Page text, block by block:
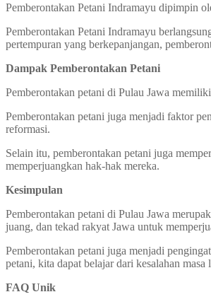
Pemberontakan Petani Indramayu dipimpin
Pemberontakan Petani Indramayu
pertempuran yang berkepanjangan,
Dampak Pemberontakan Petani
Pemberontakan petani di Pulau Jawa
Pemberontakan petani juga menjadi faktor
reformasi.
Selain itu, pemberontakan petani juga
memperjuangkan hak-hak mereka.
Kesimpulan
Pemberontakan petani di Pulau Jawa
juang, dan tekad rakyat Jawa untuk
Pemberontakan petani juga menjadi
petani, kita dapat belajar dari kesalahan
FAQ Unik